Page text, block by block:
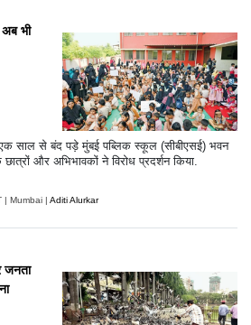
भी
साल से बंद पड़े मुंबई पब्लिक स्कूल (सीबीएसई) भवन
और अभिभावकों ने विरोध प्रदर्शन किया.
| Mumbai | Aditi Alurkar
जनता